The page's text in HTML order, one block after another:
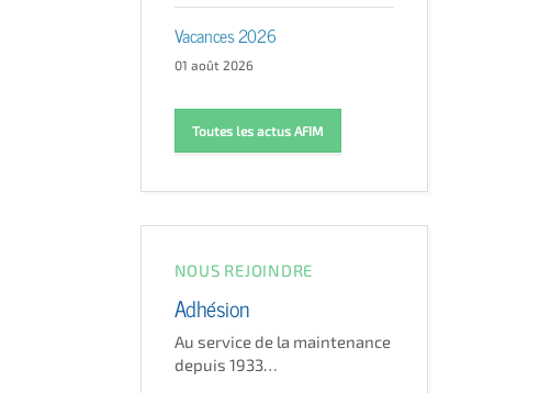
Vacances 2026
01 août 2026
Toutes les actus AFIM
NOUS REJOINDRE
Adhésion
Au service de la maintenance
depuis 1933…